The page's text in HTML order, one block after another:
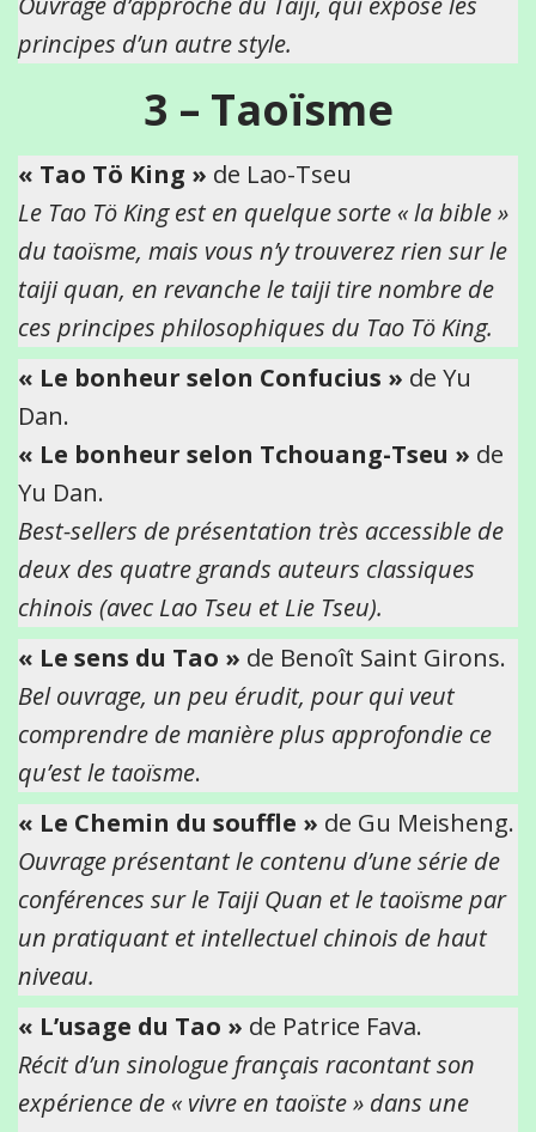
principes d’un autre style.
3 – Taoïsme
« Tao Tö King » de Lao-Tseu
Le Tao Tö King est en quelque sorte « la bible »
du taoïsme, mais vous n’y trouverez rien sur le
taiji quan, en revanche le taiji tire nombre de
ces principes philosophiques du Tao Tö King.
« Le bonheur selon Confucius » de Yu
Dan.
« Le bonheur selon Tchouang-Tseu » de
Yu Dan.
Best-sellers de présentation très accessible de
deux des quatre grands auteurs classiques
chinois (avec Lao Tseu et Lie Tseu).
« Le sens du Tao » de Benoît Saint Girons.
Bel ouvrage, un peu érudit, pour qui veut
comprendre de manière plus approfondie ce
qu’est le taoïsme.
« Le Chemin du souffle » de Gu Meisheng.
Ouvrage présentant le contenu d’une série de
conférences sur le Taiji Quan et le taoïsme par
un pratiquant et intellectuel chinois de haut
niveau.
« L’usage du Tao » de Patrice Fava.
Récit d’un sinologue français racontant son
expérience de « vivre en taoïste » dans une